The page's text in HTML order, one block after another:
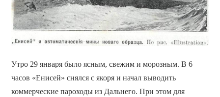
Утро 29 января было ясным, свежим и морозным. В 6
часов «Енисей» снялся с якоря и начал выводить
коммерческие пароходы из Дальнего. При этом для